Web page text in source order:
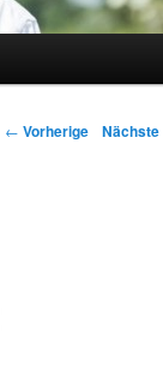
← Vorherige Nächste